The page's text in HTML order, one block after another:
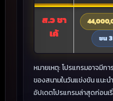
ส.ว ชา
เค้
ชน
หมายเหตุ: โปรแกรมอาจมี
ของสนามในวันแข่งขัน แนะ
อัปเดตโปรแกรมล่าสุดก่อนเ